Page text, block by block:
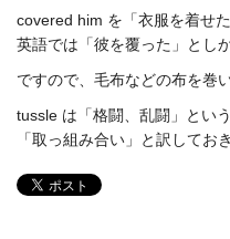
covered him を「衣服を着せ
英語では「彼を覆った」とし
ですので、毛布などの布を巻
tussle は「格闘、乱闘」とい
「取っ組み合い」と訳してお